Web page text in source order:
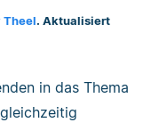
Theel. Aktualisiert
in das Thema